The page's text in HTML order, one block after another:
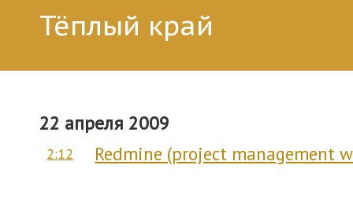
Тёплый край
22 апреля 2009
2:12 Redmine (project management